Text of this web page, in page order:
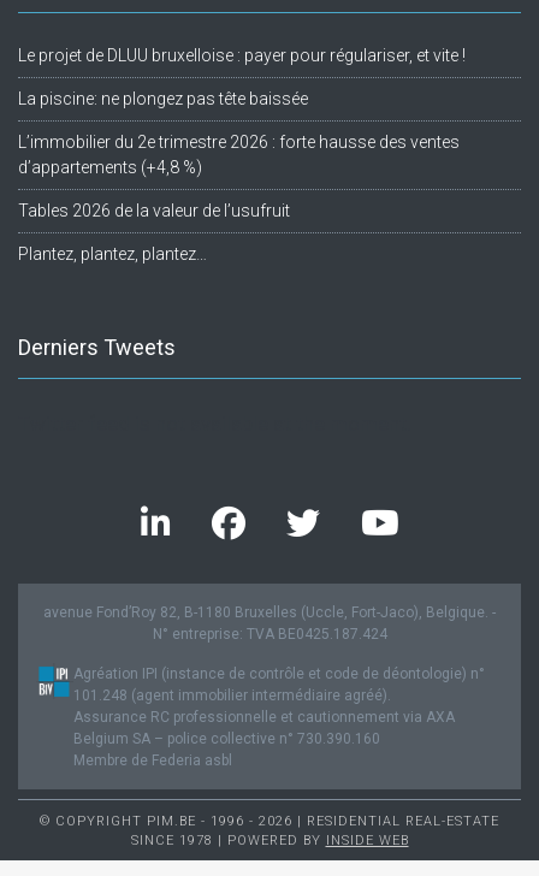
Le projet de DLUU bruxelloise : payer pour régulariser, et vite !
La piscine: ne plongez pas tête baissée
L’immobilier du 2e trimestre 2026 : forte hausse des ventes
d’appartements (+4,8 %)
Tables 2026 de la valeur de l’usufruit
Plantez, plantez, plantez…
Derniers Tweets
avenue Fond’Roy 82, B-1180 Bruxelles (Uccle, Fort-Jaco), Belgique. -
N° entreprise: TVA BE0425.187.424
Agréation IPI (instance de contrôle et code de déontologie) n°
101.248 (agent immobilier intermédiaire agréé).
Assurance RC professionnelle et cautionnement via AXA
Belgium SA – police collective n° 730.390.160
Membre de Federia asbl
© COPYRIGHT PIM.BE - 1996 - 2026 | RESIDENTIAL REAL-ESTATE
SINCE 1978 | POWERED BY INSIDE WEB